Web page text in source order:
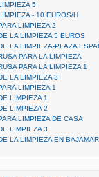
5
- 10 EUROS/H
LIMPIEZA 2
LA LIMPIEZA 5 EUROS
LA LIMPIEZA-PLAZA
PARA LA LIMPIEZA
PARA LA LIMPIEZA 1
LA LIMPIEZA 3
LIMPIEZA 1
LIMPIEZA 1
LIMPIEZA 2
LIMPIEZA DE CASA
LIMPIEZA 3
LA LIMPIEZA EN BAJAMAR